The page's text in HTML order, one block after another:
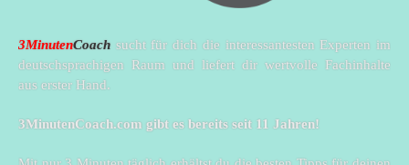
3MinutenCoach sucht für dich die interessantesten Experten im
deutschsprachigen Raum und liefert dir wertvolle Fachinhalte
aus erster Hand.
3MinutenCoach.com gibt es bereits seit 11 Jahren!